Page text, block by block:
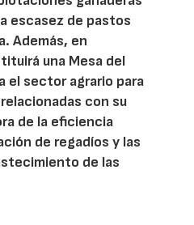
escasez de pastos
Además, en
una Mesa del
el sector agrario para
con su
de la eficiencia
de regadíos y las
de las